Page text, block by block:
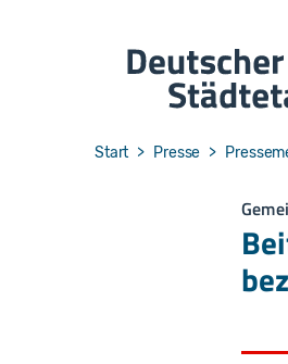
You are here:
Start Presse